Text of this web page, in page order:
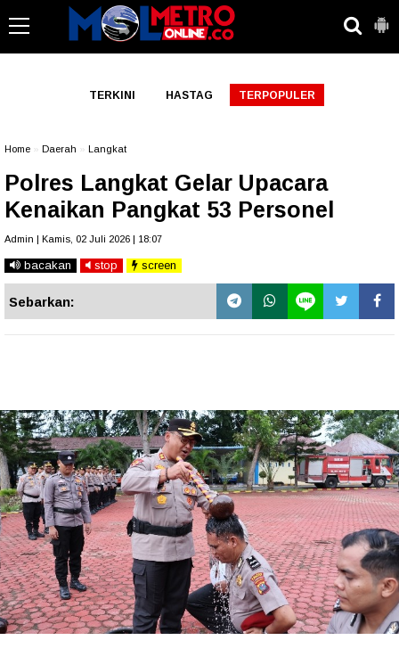
TERKINI HASTAG TERPOPULER
Home Daerah Langkat
Polres Langkat Gelar Upacara
Kenaikan Pangkat 53 Personel
Admin | Kamis, 02 Juli 2026 | 18:07
bacakan stop screen
Sebarkan: